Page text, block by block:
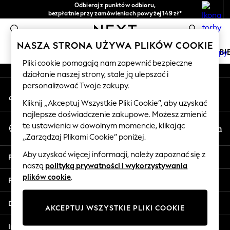
Odbieraj z punktów odbioru,
bezpłatnie przy zamówieniach powyżej 149 zł*
Łatwe zwroty*
0
HOLIDAY SHOP
Women's Holiday Shop
All Swimwear
All Beachwear
Bags & Accessories
Beach Dresses & Kaftans
Dresses
Flip Flops
Sliders
Jumpsuits & Playsuits
Sandals
Shorts
An error occurred on client
Nasze media społecznościowe
Moje konto
Zaloguj się na swoje konto
Wybierz Język
Polski
En
Pomoc
Prywatność i zasady prawne
Działy
Inne usługi
NASZA STRONA UŻYWA PLIKÓW COOKIE
Pliki cookie pomagają nam zapewnić bezpieczne
działanie naszej strony, stale ją ulepszać i
personalizować Twoje zakupy.
Kliknij „Akceptuj Wszystkie Pliki Cookie”, aby uzyskać
najlepsze doświadczenie zakupowe. Możesz zmienić
te ustawienia w dowolnym momencie, klikając
„Zarządzaj Plikami Cookie” poniżej.
Aby uzyskać więcej informacji, należy zapoznać się z
naszą polityką prywatności i wykorzystywania
plików cookie.
AKCEPTUJ WSZYSTKIE PLIKI COOKIE